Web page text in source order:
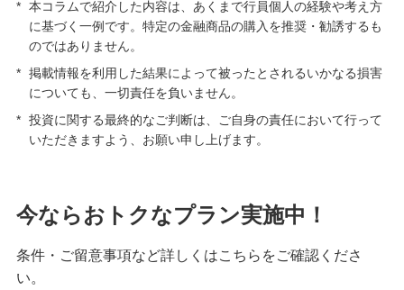
* 本コラムで紹介した内容は、あくまで行員個人の経験や考え方
に基づく一例です。特定の金融商品の購入を推奨・勧誘するも
のではありません。
* 掲載情報を利用した結果によって被ったとされるいかなる損害
についても、一切責任を負いません。
* 投資に関する最終的なご判断は、ご自身の責任において行って
いただきますよう、お願い申し上げます。
今ならおトクなプラン実施中！
条件・ご留意事項など詳しくはこちらをご確認くださ
い。